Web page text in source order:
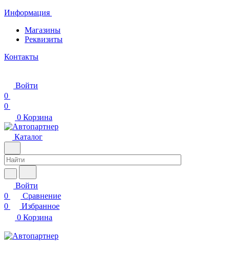
Информация
Магазины
Реквизиты
Контакты
Войти
0
0
0 Корзина
Каталог
Войти
0
Сравнение
0
Избранное
0 Корзина